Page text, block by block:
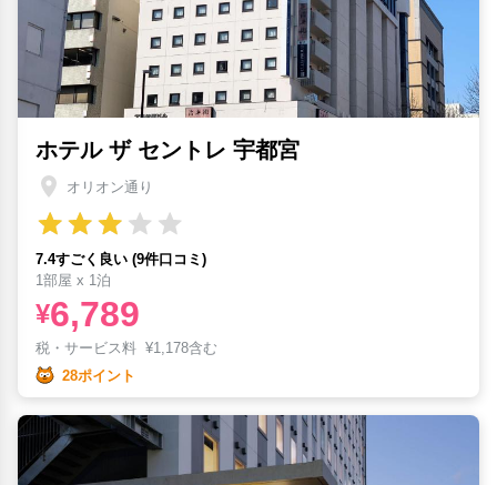
ホテル ザ セントレ 宇都宮
オリオン通り
7.4すごく良い (9件口コミ)
1部屋 x 1泊
¥6,789
税・サービス料 ¥1,178含む
28ポイント